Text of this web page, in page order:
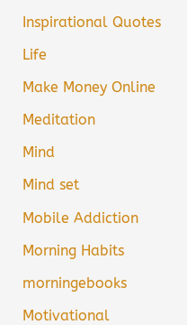
Inspirational Quotes
Life
Make Money Online
Meditation
Mind
Mind set
Mobile Addiction
Morning Habits
morningebooks
Motivational